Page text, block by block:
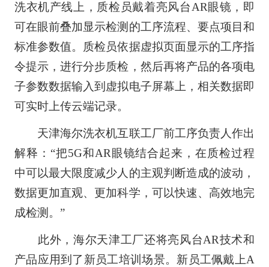
洗衣机产线上，质检员戴着亮风台AR眼镜，即
可在眼前叠加显示检测的工序流程、要点项目和
标准参数值。质检员依据虚拟页面显示的工序指
令提示，进行分步质检，然后再将产品的各项电
子参数数据输入到虚拟电子屏幕上，相关数据即
可实时上传云端记录。
天津海尔洗衣机互联工厂前工序负责人作出
解释：“把5G和AR眼镜结合起来，在质检过程
中可以最大限度减少人的主观判断造成的波动，
数据更加直观、更加科学，可以快速、高效地完
成检测。”
此外，海尔天津工厂还将亮风台AR技术和
产品应用到了新员工培训场景。新员工佩戴上A